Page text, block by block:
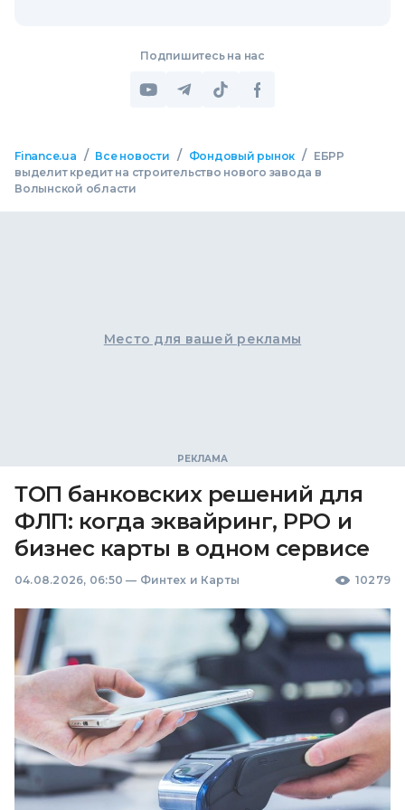
Подпишитесь на нас
Finance.ua / Все новости / Фондовый рынок /
ЕБРР
выделит кредит на строительство нового завода в
Волынской области
Место для вашей рекламы
ТОП банковских решений для
ФЛП: когда эквайринг, РРО и
бизнес карты в одном сервисе
04.08.2026, 06:50 — Финтех и Карты 10279